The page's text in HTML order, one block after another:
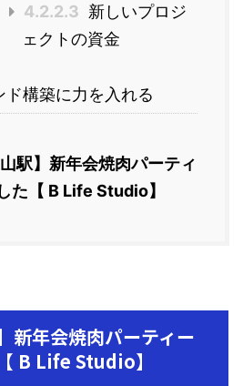
4.2.2.3 新しいプロジ
ェクトの資金
ド構築に力を入れる
駅】新年会焼肉パーティ
た【 B Life Studio】
新年会焼肉パーティー
B Life Studio】